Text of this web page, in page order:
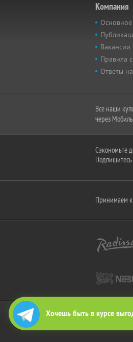
Хочешь быть в курсе
Компания
Основное
Вакансии
Правила
Ответы
Все наши
через
Сэкономьте
Принимаем к
2010-2026 ©
Все права на